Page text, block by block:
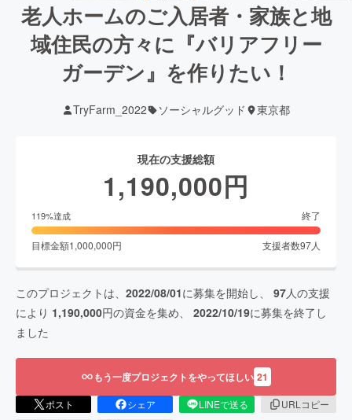
老人ホームのご入居者・家族と地
域住民の方々に『バリアフリー
ガーデン』を作りたい！
TryFarm_2022 ソーシャルグッド 東京都
現在の支援総額
1,190,000円
119%達成 終了
目標金額1,000,000円 支援者数97人
このプロジェクトは、 2022/08/01に募集を開始し、 97人の支援
により 1,190,000円の資金を集め、 2022/10/19に募集を終了し
ました
もう一度プロジェクトをやってほしい 21
ポスト シェア LINEで送る
URLコピー